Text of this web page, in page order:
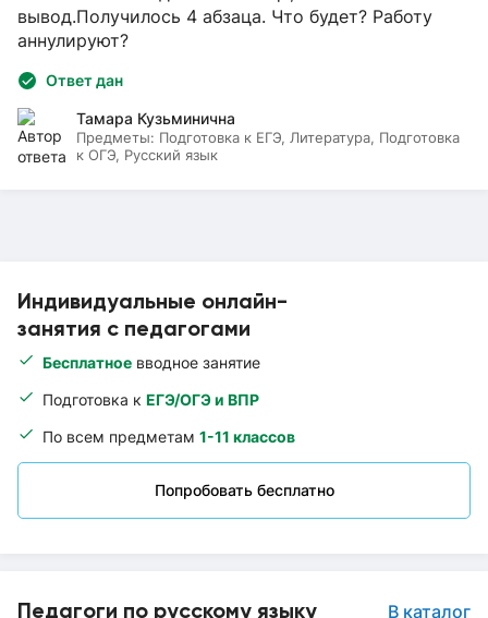
Индивидуальные онлайн-
занятия с педагогами
Бесплатное вводное занятие
Подготовка к ЕГЭ/ОГЭ и ВПР
По всем предметам 1-11 классов
Попробовать бесплатно
Педагоги по русскому языку В каталог
вывод.Получилось 4 абзаца. Что будет? Работу
аннулируют?
Ответ дан
Тамара Кузьминична
Предметы: Подготовка к ЕГЭ, Литература, Подготовка
к ОГЭ, Русский язык